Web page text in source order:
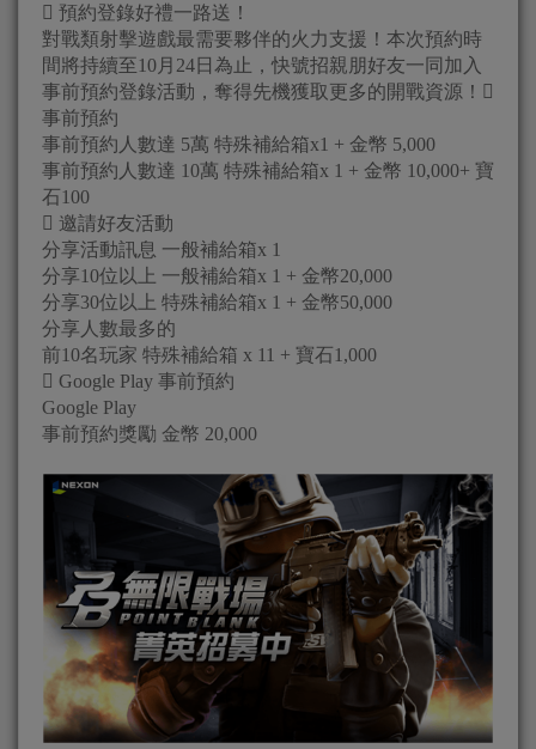
 預約登錄好禮一路送！
對戰類射擊遊戲最需要夥伴的火力支援！本次預約時
間將持續至10月24日為止，快號招親朋好友一同加入
事前預約登錄活動，奪得先機獲取更多的開戰資源！
事前預約
事前預約人數達 5萬 特殊補給箱x1 + 金幣 5,000
事前預約人數達 10萬 特殊補給箱x 1 + 金幣 10,000+ 寶
石100
 邀請好友活動
分享活動訊息 一般補給箱x 1
分享10位以上 一般補給箱x 1 + 金幣20,000
分享30位以上 特殊補給箱x 1 + 金幣50,000
分享人數最多的
前10名玩家 特殊補給箱 x 11 + 寶石1,000
 Google Play 事前預約
Google Play
事前預約獎勵 金幣 20,000